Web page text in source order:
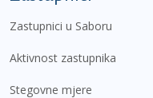
Zastupnici u Saboru
Aktivnost zastupnika
Stegovne mjere